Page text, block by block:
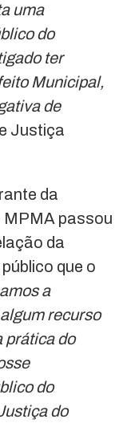
uma
do
ter
Municipal,
de
Justiça
da
passou
da
que o
a
recurso
prática do
do
do